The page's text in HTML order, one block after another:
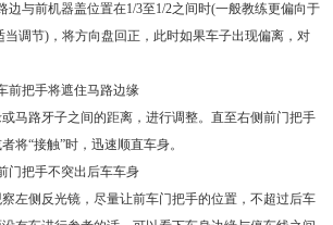
边与前机器盖位置在1/3至1/2之间时(一般教练更偏向于
当调节)，将方向盘回正，此时如果车子出现偏离，对
前把手将遮住马路边缘
马路牙子之间的距离，进行调整。直至右侧前门把手
将“接触”时，迅速顺直车身。
门把手不突出后车车身
左侧反光镜，尽量让前车门把手的位置，不超过后车